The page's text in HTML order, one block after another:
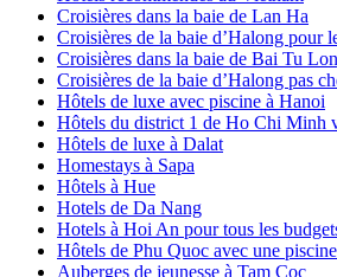
Croisières dans la baie de Lan Ha
Croisières de la baie d’Halong pour
Croisières dans la baie de Bai Tu
Croisières de la baie d’Halong pas
Hôtels de luxe avec piscine à Hanoi
Hôtels du district 1 de Ho Chi Minh
Hôtels de luxe à Dalat
Homestays à Sapa
Hôtels à Hue
Hotels de Da Nang
Hotels à Hoi An pour tous les
Hôtels de Phu Quoc avec une
Auberges de jeunesse à Tam Coc